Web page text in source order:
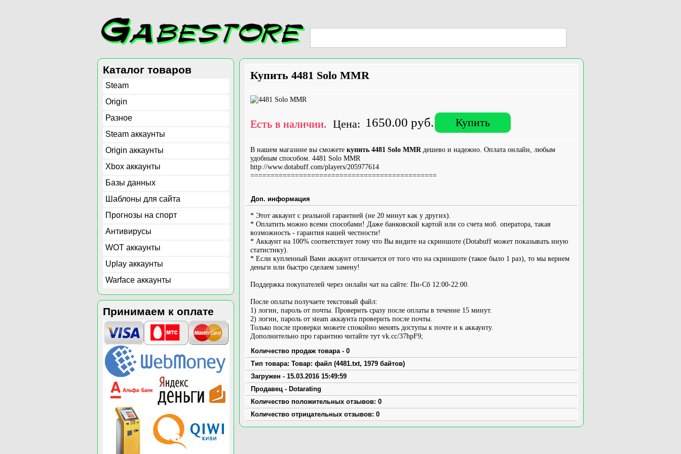
Каталог товаров
Steam
Origin
Разное
Steam аккаунты
Origin аккаунты
Xbox аккаунты
Базы данных
Шаблоны для сайта
Прогнозы на спорт
Антивирусы
WOT аккаунты
Uplay аккаунты
Warface аккаунты
Принимаем к оплате
Купить 4481 Solo MMR
Есть в наличии. Цена: 1650.00 руб. Купить
В нашем магазине вы сможете купить 4481 Solo MMR дешево и надежно. Оплата онлайн, любым
удобным способом. 4481 Solo MMR
http://www.dotabuff.com/players/205977614
==============================================
Доп. информация
* Этот аккаунт с реальной гарантией (не 20 минут как у других).
* Оплатить можно всеми способами! Даже банковской картой или со счета моб. оператора, такая
возможность - гарантия нашей честности!
* Аккаунт на 100% соответствует тому что Вы видите на скриншоте (Dotabuff может показывать иную
статистику).
* Если купленный Вами аккаунт отличается от того что на скриншоте (такое было 1 раз), то мы вернем
деньги или быстро сделаем замену!
Поддержка покупателей через онлайн чат на сайте: Пн-Сб 12:00-22:00.
После оплаты получаете текстовый файл:
1) логин, пароль от почты. Проверить сразу после оплаты в течение 15 минут.
2) логин, пароль от steam аккаунта проверить после почты.
Только после проверки можете спокойно менять доступы к почте и к аккаунту.
Дополнительно про гарантию читайте тут vk.cc/37hpF9;
Количество продаж товара - 0
Тип товара: Товар: файл (4481.txt, 1979 байтов)
Загружен - 15.03.2016 15:49:59
Продавец - Dotarating
Количество положительных отзывов: 0
Количество отрицательных отзывов: 0